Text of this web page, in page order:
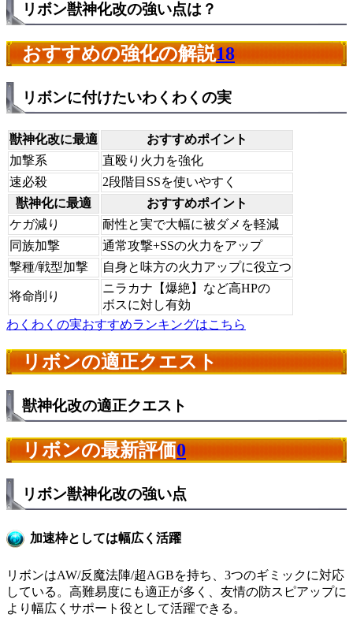
リボン獣神化改の強い点は？
おすすめの強化の解説18
リボンに付けたいわくわくの実
獣神化改に最適
おすすめポイント
加撃系
直殴り火力を強化
速必殺
2段階目SSを使いやすく
獣神化に最適
おすすめポイント
ケガ減り
耐性と実で大幅に被ダメを軽減
同族加撃
通常攻撃+SSの火力をアップ
撃種/戦型加撃
自身と味方の火力アップに役立つ
将命削り
ニラカナ【爆絶】など高HPの
ボスに対し有効
わくわくの実おすすめランキングはこちら
リボンの適正クエスト
獣神化改の適正クエスト
リボンの最新評価0
リボン獣神化改の強い点
加速枠としては幅広く活躍
リボンはAW/反魔法陣/超AGBを持ち、3つのギミックに対応
している。高難易度にも適正が多く、友情の防スピアップに
より幅広くサポート役として活躍できる。